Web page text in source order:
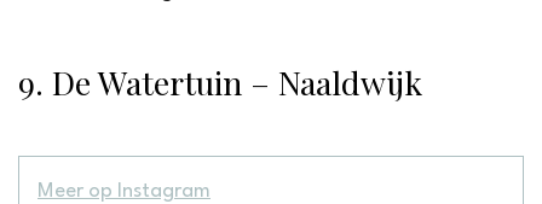
9. De Watertuin – Naaldwijk
Meer op Instagram